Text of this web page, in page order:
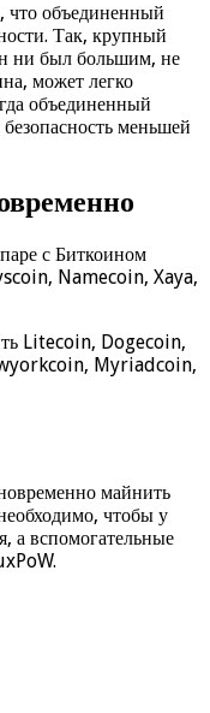
что объединенный
Так, крупный
ни был большим, не
может легко
объединенный
меньшей
с Биткоином
Namecoin, Xaya,
Litecoin, Dogecoin,
Myriadcoin,
майнить
чтобы у
а вспомогательные